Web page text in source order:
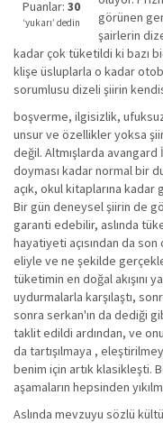
iyi
değil!
Puanlar: 30
‘yukarı’ dedin
görünen
şairlerin
kadar çok tüketildi ki bazı
klişe üsluplarla o kadar
sorumlusu dizeli şiirin
boşverme, ilgisizlik,
unsur ve özellikler yoksa
değil. Altmışlarda
doyması kadar normal bir
açık, okul kitaplarına
Bir gün deneysel şiirin de
garanti edebilir, aslında
hayatiyeti açısından da
eliyle ve ne şekilde
tüketimin en doğal akışını
uydurmalarla karşılaştı,
sonra serkan'ın da dediği
taklit edildi ardından, ve
da tartışılmaya ,
benim için artık klasikleşti.
aşamaların hepsinden
Aslında mevzuyu sözlü